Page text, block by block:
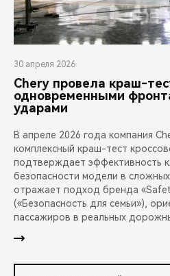
30 апреля 2026
Chery провела краш-
одновременными
ударами
В апреле 2026 года компания
комплексный краш-тест
подтверждает эффективность
безопасности модели в
отражает подход бренда
(«Безопасность для семьи»),
пассажиров в реальных